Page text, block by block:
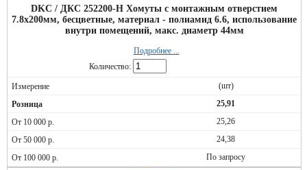
DKC / ДКС 252200-H Хомуты с монтажным отверстием
7.8х200мм, бесцветные, материал - полиамид 6.6, использование
внутри помещений, макс. диаметр 44мм
Подробнее ...
Количество:
(шт)
25,91
25,26
24,38
По запросу